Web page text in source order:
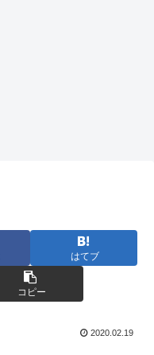
はてブ
コピー
2020.02.19